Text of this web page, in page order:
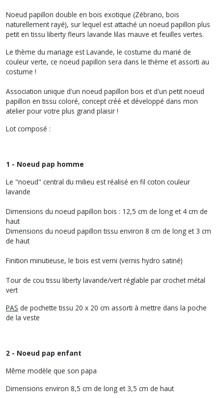
Noeud papillon double en bois exotique (Zébrano, bois
naturellement rayé), sur lequel est attaché un noeud papillon plus
petit en tissu liberty fleurs lavande lilas mauve et feuilles vertes.
Le thème du mariage est Lavande, le costume du marié de
couleur verte, ce noeud papillon sera dans le thème et assorti au
costume !
Association unique d'un noeud papillon bois et d'un petit noeud
papillon en tissu coloré, concept créé et développé dans mon
atelier pour votre plus grand plaisir !
Lot composé :
1 - Noeud pap homme
Le "noeud" central du milieu est réalisé en fil coton couleur
lavande
Dimensions du noeud papillon bois : 12,5 cm de long et 4 cm de
haut
Dimensions du noeud papillon tissu environ 8 cm de long et 3 cm
de haut
Finition minutieuse, le bois est verni (vernis hydro satiné)
Tour de cou tissu liberty lavande/vert réglable par crochet métal
vert
PAS de pochette tissu 20 x 20 cm assorti à mettre dans la poche
de la veste
2 - Noeud pap enfant
Même modèle que son papa
Dimensions environ 8,5 cm de long et 3,5 cm de haut